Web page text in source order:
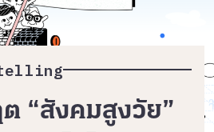
“สังคมสูงวัย”